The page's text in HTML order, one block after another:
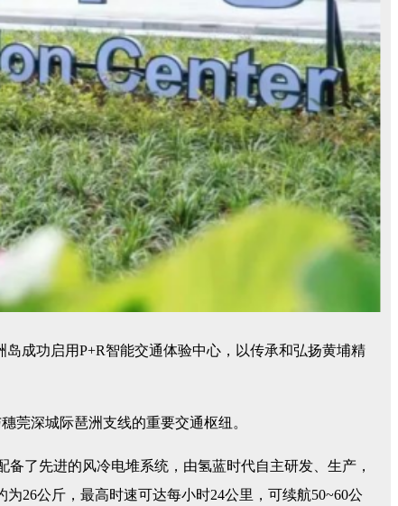
成功启用P+R智能交通体验中心，以传承和弘扬黄埔精
莞深城际琶洲支线的重要交通枢纽。
了先进的风冷电堆系统，由氢蓝时代自主研发、生产，
26公斤，最高时速可达每小时24公里，可续航50~60公